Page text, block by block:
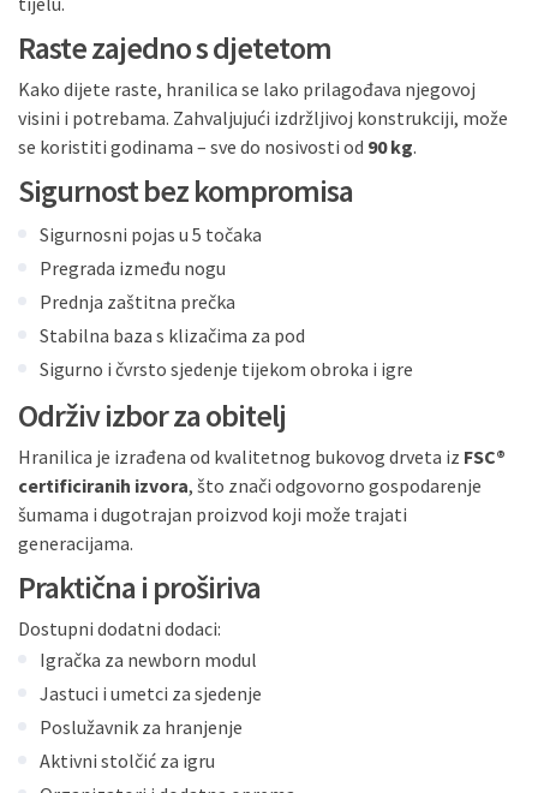
Raste zajedno s djetetom
Kako dijete raste, hranilica se lako prilagođava njegovoj
visini i potrebama. Zahvaljujući izdržljivoj konstrukciji, može
se koristiti godinama – sve do nosivosti od 90 kg.
Sigurnost bez kompromisa
Sigurnosni pojas u 5 točaka
Pregrada između nogu
Prednja zaštitna prečka
Stabilna baza s klizačima za pod
Sigurno i čvrsto sjedenje tijekom obroka i igre
Održiv izbor za obitelj
Hranilica je izrađena od kvalitetnog bukovog drveta iz FSC®
certificiranih izvora, što znači odgovorno gospodarenje
šumama i dugotrajan proizvod koji može trajati
generacijama.
Praktična i proširiva
Dostupni dodatni dodaci:
Igračka za newborn modul
Jastuci i umetci za sjedenje
Poslužavnik za hranjenje
Aktivni stolčić za igru